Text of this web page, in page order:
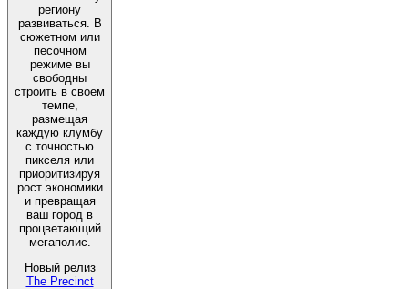
региону
развиваться. В
сюжетном или
песочном
режиме вы
свободны
строить в своем
темпе,
размещая
каждую клумбу
с точностью
пикселя или
приоритизируя
рост экономики
и превращая
ваш город в
процветающий
мегаполис.
Новый релиз
The Precinct